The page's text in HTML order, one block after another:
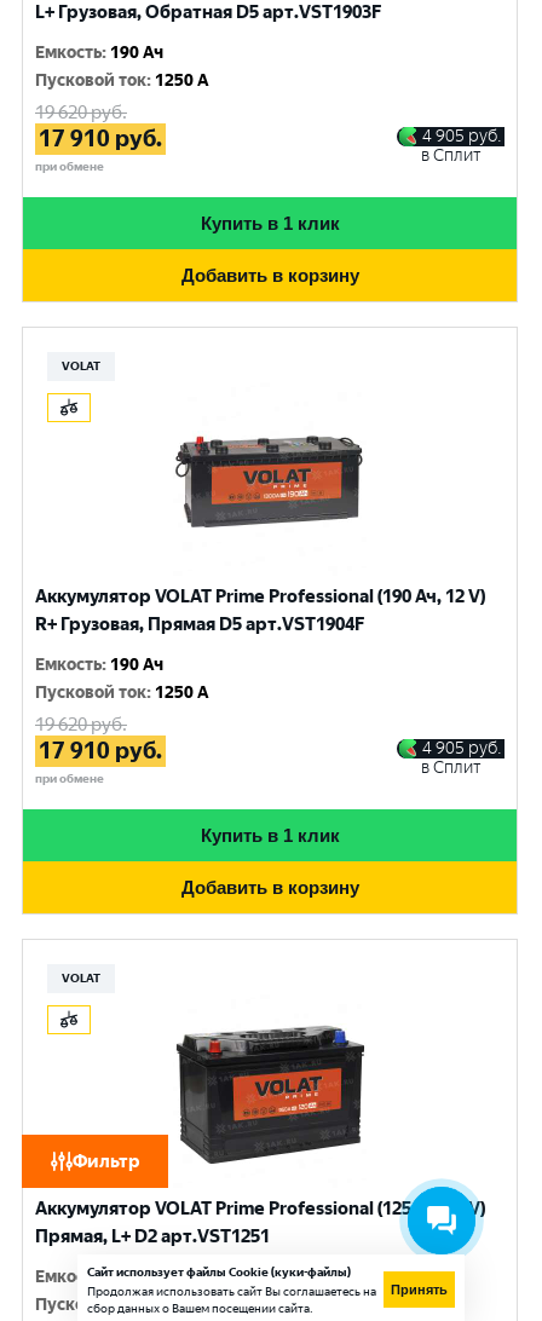
Фильтр
L+ Грузовая, Обратная D5 арт.VST1903F
Емкость: 190 Ач
Пусковой ток: 1250 A
19 620руб.
17 910 руб.
при обмене
4 905 руб.
в Сплит
Купить в 1 клик
Добавить в корзину
VOLAT
Аккумулятор VOLAT Prime Professional (190 Ач, 12 V)
R+ Грузовая, Прямая D5 арт.VST1904F
Емкость: 190 Ач
Пусковой ток: 1250 A
19 620руб.
17 910 руб.
при обмене
4 905 руб.
в Сплит
Купить в 1 клик
Добавить в корзину
VOLAT
Аккумулятор VOLAT Prime Professional (125 Ач, 12 V)
Прямая, L+ D2 арт.VST1251
Емкость:125 Ач
Пусковой ток:950 A
Сайт использует файлы Cookie (куки-файлы)
Продолжая использовать сайт Вы соглашаетесь на
сбор данных о Вашем посещении сайта.
Принять